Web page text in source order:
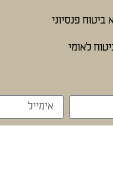
ביטוח פנסיוני
לאומי